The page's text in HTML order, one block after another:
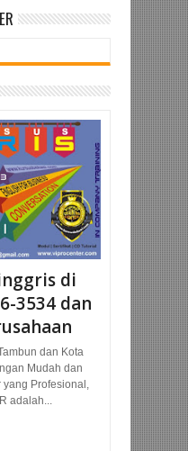
di
3534 dan
dan Kota
Mudah dan
Profesional,
adalah...